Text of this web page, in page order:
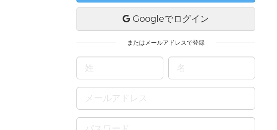
Googleでログイン
またはメールアドレスで登録